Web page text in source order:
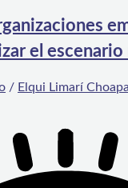
el escenario
/ Elqui Limarí Choapa